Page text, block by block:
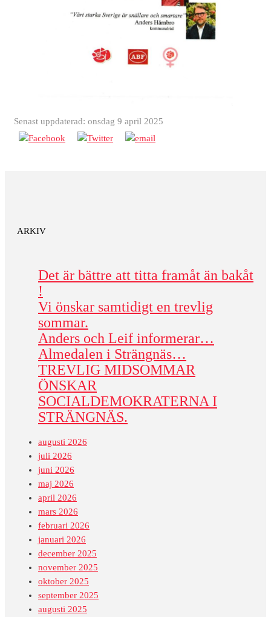
Senast uppdaterad: onsdag 9 april 2025
ARKIV
Det är bättre att titta framåt än bakåt
!
Vi önskar samtidigt en trevlig
sommar.
Anders och Leif informerar…
Almedalen i Strängnäs…
TREVLIG MIDSOMMAR
ÖNSKAR
SOCIALDEMOKRATERNA I
STRÄNGNÄS.
augusti 2026
juli 2026
juni 2026
maj 2026
april 2026
mars 2026
februari 2026
januari 2026
december 2025
november 2025
oktober 2025
september 2025
augusti 2025